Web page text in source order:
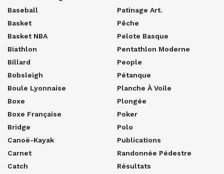
Baseball
Basket
Basket NBA
Biathlon
Billard
Bobsleigh
Boule Lyonnaise
Boxe
Boxe Française
Bridge
Canoë-Kayak
Carnet
Catch
Patinage Art.
Pêche
Pelote Basque
Pentathlon Moderne
People
Pétanque
Planche À Voile
Plongée
Poker
Polo
Publications
Randonnée Pédestre
Résultats